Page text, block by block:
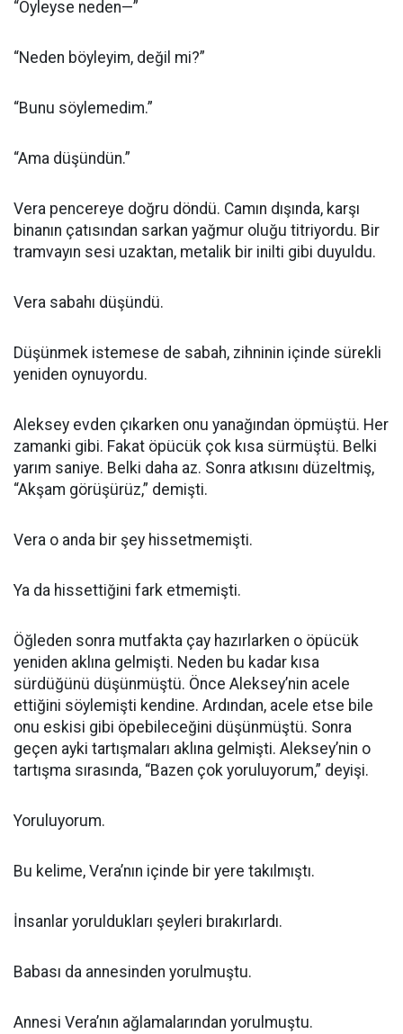
“Öyleyse neden—”
“Neden böyleyim, değil mi?”
“Bunu söylemedim.”
“Ama düşündün.”
Vera pencereye doğru döndü. Camın dışında, karşı
binanın çatısından sarkan yağmur oluğu titriyordu. Bir
tramvayın sesi uzaktan, metalik bir inilti gibi duyuldu.
Vera sabahı düşündü.
Düşünmek istemese de sabah, zihninin içinde sürekli
yeniden oynuyordu.
Aleksey evden çıkarken onu yanağından öpmüştü. Her
zamanki gibi. Fakat öpücük çok kısa sürmüştü. Belki
yarım saniye. Belki daha az. Sonra atkısını düzeltmiş,
“Akşam görüşürüz,” demişti.
Vera o anda bir şey hissetmemişti.
Ya da hissettiğini fark etmemişti.
Öğleden sonra mutfakta çay hazırlarken o öpücük
yeniden aklına gelmişti. Neden bu kadar kısa
sürdüğünü düşünmüştü. Önce Aleksey’nin acele
ettiğini söylemişti kendine. Ardından, acele etse bile
onu eskisi gibi öpebileceğini düşünmüştü. Sonra
geçen ayki tartışmaları aklına gelmişti. Aleksey’nin o
tartışma sırasında, “Bazen çok yoruluyorum,” deyişi.
Yoruluyorum.
Bu kelime, Vera’nın içinde bir yere takılmıştı.
İnsanlar yoruldukları şeyleri bırakırlardı.
Babası da annesinden yorulmuştu.
Annesi Vera’nın ağlamalarından yorulmuştu.